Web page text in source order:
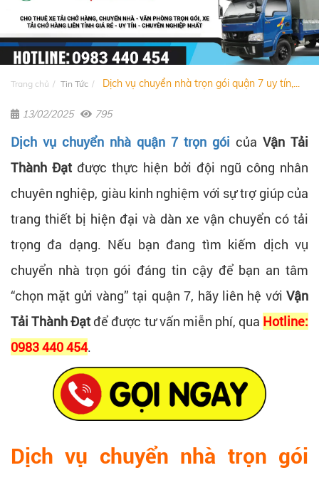
Trang chủ Tin Tức Dịch vụ chuyển nhà trọn gói quận 7 uy tín,...
13/02/2025 795
Dịch vụ chuyển nhà quận 7 trọn gói của Vận Tải
Thành Đạt được thực hiện bởi đội ngũ công nhân
chuyên nghiệp, giàu kinh nghiệm với sự trợ giúp của
trang thiết bị hiện đại và dàn xe vận chuyển có tải
trọng đa dạng. Nếu bạn đang tìm kiếm dịch vụ
chuyển nhà trọn gói đáng tin cậy để bạn an tâm
“chọn mặt gửi vàng” tại quận 7, hãy liên hệ với Vận
Tải Thành Đạt để được tư vấn miễn phí, qua Hotline:
0983 440 454.
Dịch vụ chuyển nhà trọn gói